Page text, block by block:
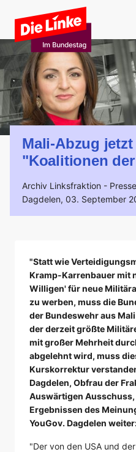
Zum Hauptinhalt springen
Mali-Abzug
"Koalitionen
Archiv Linksfraktion -
Dagdelen, 03. September
"Statt wie
Kramp-Karrenbauer mit
Willigen' für neue
zu werben, muss die
der Bundeswehr aus
der derzeit größte
mit großer Mehrheit
abgelehnt wird, muss
Kurskorrektur
Dagdelen, Obfrau der
Auswärtigen
Ergebnissen des
YouGov. Dagdelen
"Der von den USA und